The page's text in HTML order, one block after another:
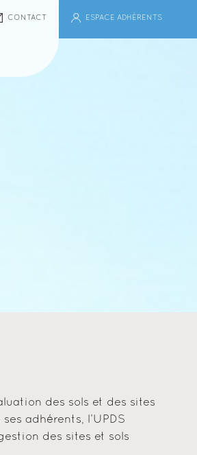
CONTACT ESPACE ADHÉRENTS
des sols et des sites
adhérents, l’UPDS
des sites et sols